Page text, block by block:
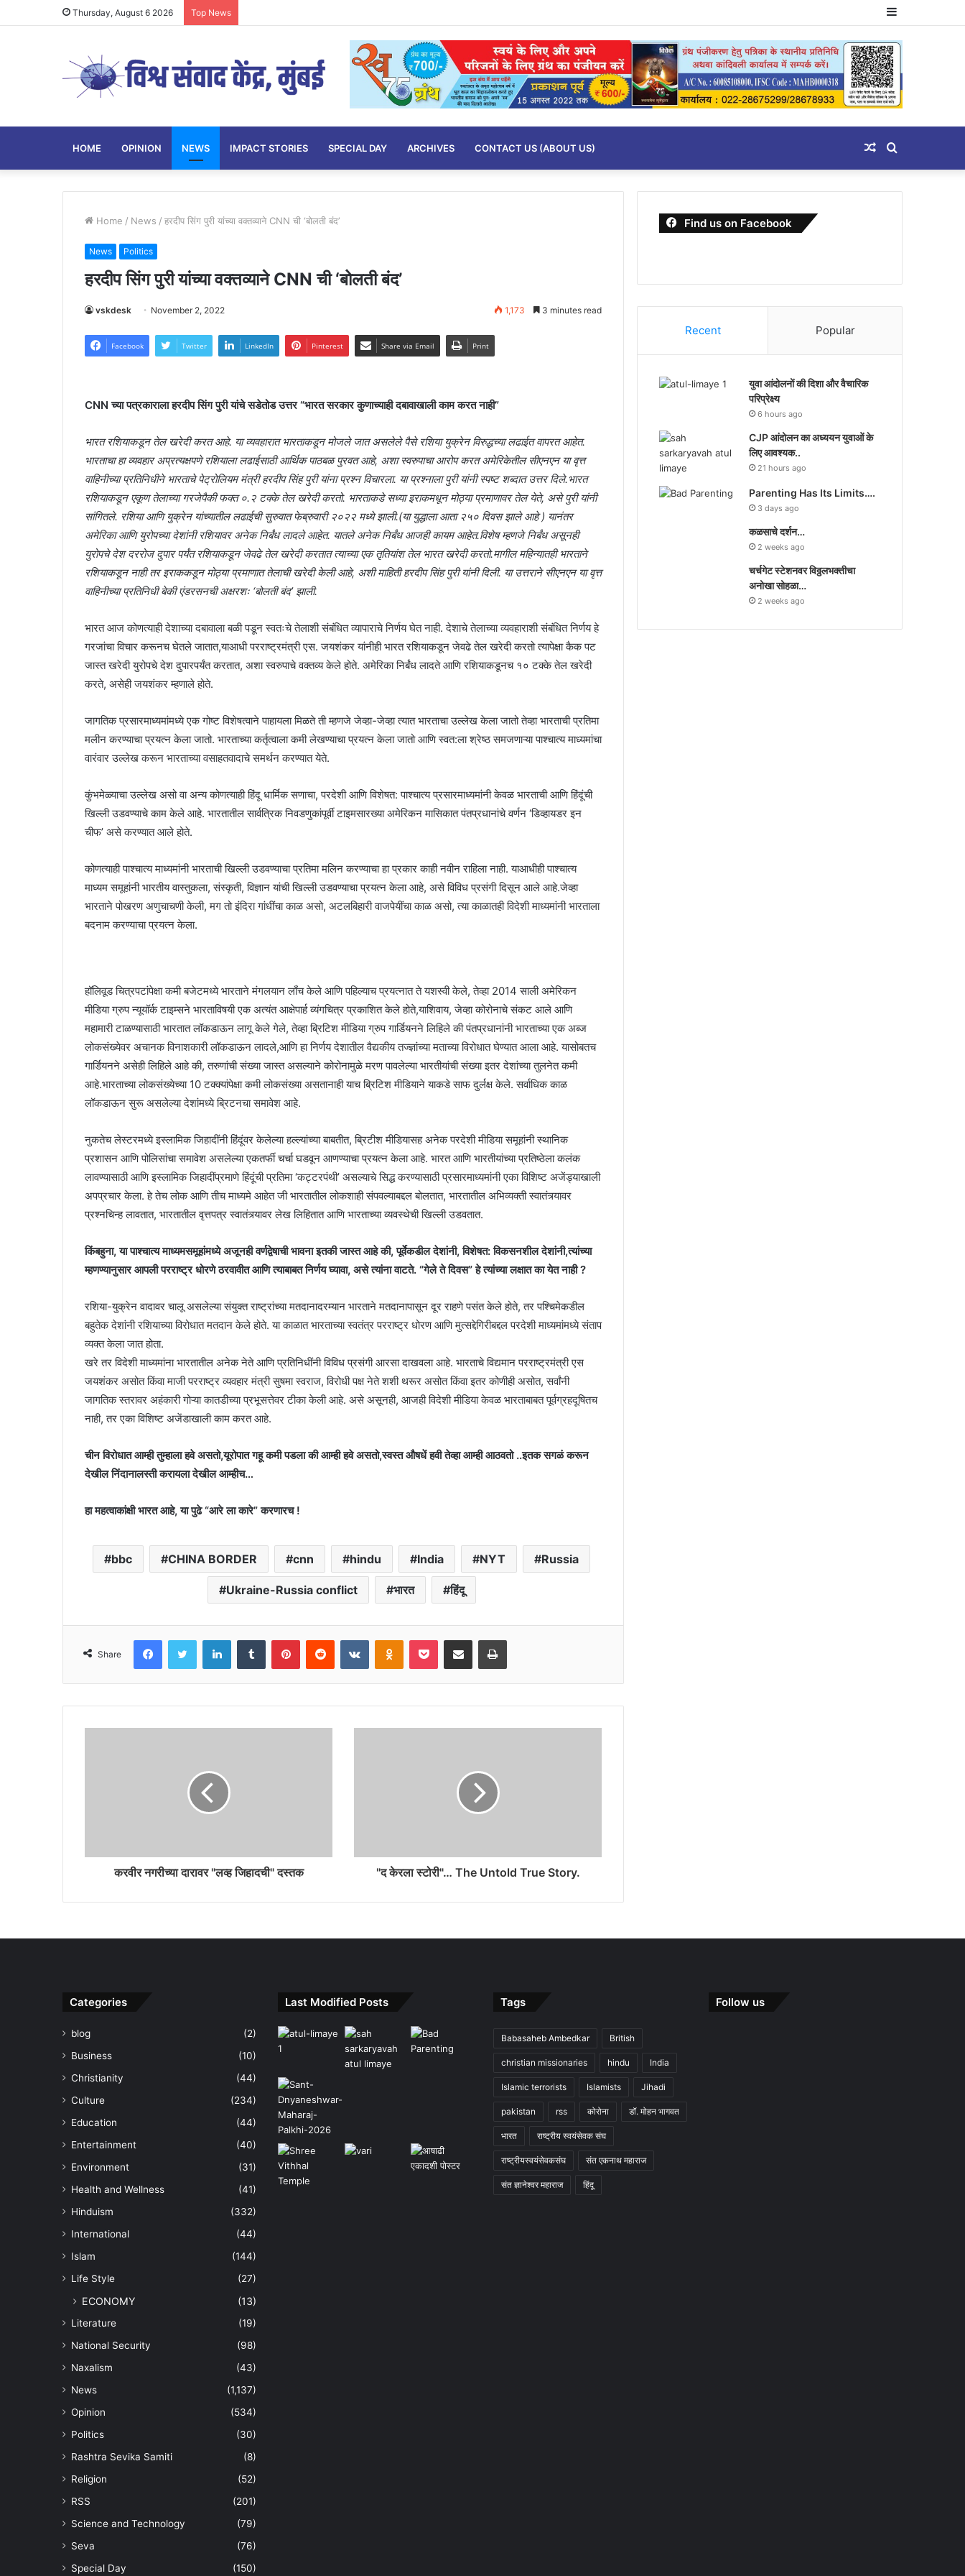
Thursday, August 6 2026 Top News Sidebar
HOME OPINION NEWS IMPACT STORIES SPECIAL DAY ARCHIVES CONTACT US (ABOUT US) Search
for
Random
Article
Home / News / हरदीप सिंग पुरी यांच्या वक्तव्याने CNN ची ‘बोलती बंद’
News Politics
हरदीप सिंग पुरी यांच्या वक्तव्याने CNN ची ‘बोलती बंद’
vskdesk November 2, 2022 1,173 3 minutes read
Facebook Twitter LinkedIn Pinterest Share via Email Print
CNN च्या पत्रकाराला हरदीप सिंग पुरी यांचे सडेतोड उत्तर “भारत सरकार कुणाच्याही दबावाखाली काम करत नाही”
भारत रशियाकडून तेल खरेदी करत आहे. या व्यवहारात भारताकडून मोजले जात असलेले पैसे रशिया युक्रेन विरुद्धच्या लढाईत वापरत आहेत.
भारताचा हा व्यवहार अप्रत्यक्षपणे रशियाला लढाईसाठी आर्थिक पाठबळ पुरवत आहे, अशा स्वरुपाचा आरोप करत अमेरिकेतील सीएनएन या वृत्त
वाहिनीच्या प्रतिनिधीने भारताचे पेट्रोलियम मंत्री हरदीप सिंह पुरी यांना प्रश्न विचारला. या प्रश्नाला पुरी यांनी स्पष्ट शब्दात उत्तर दिले.भारत
रशियाकडून एकूण तेलाच्या गरजेपैकी फक्त ०.२ टक्के तेल खरेदी करतो. भारताकडे सध्या इराकमधून मोठ्या प्रमाणावर तेल येते, असे पुरी यांनी
सांगितले. रशिया आणि युक्रेन यांच्यातील लढाईची सुरुवात फेब्रुवारी २०२२ मध्ये झाली.(या युद्धाला आता २५० दिवस झाले आहे ) यानंतर
अमेरिका आणि युरोपच्या देशांनी रशियावर अनेक निर्बंध लादले आहेत. यातले अनेक निर्बंध आजही कायम आहेत.विशेष म्हणजे निर्बंध असूनही
युरोपचे देश दररोज दुपार पर्यंत रशियाकडून जेवढे तेल खरेदी करतात त्याच्या एक तृतियांश तेल भारत खरेदी करतो.मागील महिन्यातही भारताने
रशियाकडून नाही तर इराककडून मोठ्या प्रमाणात तेलाची खरेदी केली आहे, अशी माहिती हरदीप सिंह पुरी यांनी दिली. या उत्तराने सीएनएन या वृत्त
वाहिनीच्या प्रतिनिधी बेकी एंडरसनची अक्षरशः ‘बोलती बंद’ झाली.
भारत आज कोणत्याही देशाच्या दबावाला बळी पडून स्वतःचे तेलाशी संबंधित व्यापाराचे निर्णय घेत नाही. देशाचे तेलाच्या व्यवहाराशी संबंधित निर्णय हे
गरजांचा विचार करूनच घेतले जातात,याआधी परराष्ट्रमंत्री एस. जयशंकर यांनीही भारत रशियाकडून जेवढे तेल खरेदी करतो त्यापेक्षा कैक पट
जास्त खरेदी युरोपचे देश दुपारपर्यंत करतात, अशा स्वरुपाचे वक्तव्य केले होते. अमेरिका निर्बंध लादते आणि रशियाकडूनच १० टक्के तेल खरेदी
करते, असेही जयशंकर म्हणाले होते.
जागतिक प्रसारमाध्यमांमध्ये एक गोष्ट विशेषत्वाने पाहायला मिळते ती म्हणजे जेव्हा-जेव्हा त्यात भारताचा उल्लेख केला जातो तेव्हा भारताची प्रतिमा
मलीन करण्याचा प्रयत्न केला जातो. भारताच्या कर्तृत्वाला कमी लेखण्याचा प्रयत्न केला जातो आणि स्वत:ला श्रेष्ठ समजणाऱ्या पाश्चात्य माध्यमांचा
वारंवार उल्लेख करून भारताच्या वसाहतवादाचे समर्थन करण्यात येते.
कुंभमेळ्याचा उल्लेख असो वा अन्य कोणत्याही हिंदू धार्मिक सणाचा, परदेशी आणि विशेषत: पाश्चात्य प्रसारमाध्यमांनी केवळ भारताची आणि हिंदूंची
खिल्ली उडवण्याचे काम केले आहे. भारतातील सार्वत्रिक निवडणुकांपूर्वी टाइमसारख्या अमेरिकन मासिकात पंतप्रधानांचे वर्णन ‘डिव्हायडर इन
चीफ’ असे करण्यात आले होते.
कोणत्याही पाश्चात्य माध्यमांनी भारताची खिल्ली उडवण्याचा प्रतिमा मलिन करण्याचा हा प्रकार काही नवीन राहिला नाही. याआधीही पाश्चात्य
माध्यम समूहांनी भारतीय वास्तुकला, संस्कृती, विज्ञान यांची खिल्ली उडवण्याचा प्रयत्न केला आहे, असे विविध प्रसंगी दिसून आले आहे.जेव्हा
भारताने पोखरण अणुचाचणी केली, मग तो इंदिरा गांधींचा काळ असो, अटलबिहारी वाजपेयींचा काळ असो, त्या काळातही विदेशी माध्यमांनी भारताला
बदनाम करण्याचा प्रयत्न केला.
हॉलिवूड चित्रपटांपेक्षा कमी बजेटमध्ये भारताने मंगलयान लाँच केले आणि पहिल्याच प्रयत्नात ते यशस्वी केले, तेव्हा 2014 साली अमेरिकन
मीडिया ग्रुप न्यूयॉर्क टाइम्सने भारताविषयी एक अत्यंत आक्षेपार्ह व्यंगचित्र प्रकाशित केले होते,याशिवाय, जेव्हा कोरोनाचे संकट आले आणि
महामारी टाळण्यासाठी भारतात लॉकडाऊन लागू केले गेले, तेव्हा ब्रिटिश मीडिया ग्रुप गार्डियनने लिहिले की पंतप्रधानांनी भारताच्या एक अब्ज
लोकसंख्येवर अचानक विनाशकारी लॉकडाऊन लादले,आणि हा निर्णय देशातील वैद्यकीय तज्ज्ञांच्या मताच्या विरोधात घेण्यात आला आहे. यासोबतच
गार्डियनने असेही लिहिले आहे की, तरुणांची संख्या जास्त असल्याने कोरोनामुळे मरण पावलेल्या भारतीयांची संख्या इतर देशांच्या तुलनेत कमी
आहे.भारताच्या लोकसंख्येच्या 10 टक्क्यांपेक्षा कमी लोकसंख्या असतानाही याच ब्रिटिश मीडियाने याकडे साफ दुर्लक्ष केले. सर्वाधिक काळ
लॉकडाऊन सुरू असलेल्या देशांमध्ये ब्रिटनचा समावेश आहे.
नुकतेच लेस्टरमध्ये इस्लामिक जिहादींनी हिंदूंवर केलेल्या हल्ल्यांच्या बाबतीत, ब्रिटीश मीडियासह अनेक परदेशी मीडिया समूहांनी स्थानिक
प्रशासन आणि पोलिसांचा समावेश असलेल्या एकतर्फी चर्चा घडवून आणण्याचा प्रयत्न केला आहे. भारत आणि भारतीयांच्या प्रतिष्ठेला कलंक
लावण्यासाठी आणि इस्लामिक जिहादींप्रमाणे हिंदूंची प्रतिमा ‘कट्टरपंथी’ असल्याचे सिद्ध करण्यासाठी प्रसारमाध्यमांनी एका विशिष्ट अजेंड्याखाली
अपप्रचार केला. हे तेच लोक आणि तीच माध्यमे आहेत जी भारतातील लोकशाही संपवल्याबद्दल बोलतात, भारतातील अभिव्यक्ती स्वातंत्र्यावर
प्रश्नचिन्ह लावतात, भारतातील वृत्तपत्र स्वातंत्र्यावर लेख लिहितात आणि भारताच्या व्यवस्थेची खिल्ली उडवतात.
किंबहुना, या पाश्चात्य माध्यमसमूहांमध्ये अजूनही वर्णद्वेषाची भावना इतकी जास्त आहे की, पूर्वेकडील देशांनी, विशेषत: विकसनशील देशांनी,त्यांच्या
म्हणण्यानुसार आपली परराष्ट्र धोरणे ठरवावीत आणि त्याबाबत निर्णय घ्यावा, असे त्यांना वाटते. “गेले ते दिवस” हे त्यांच्या लक्षात का येत नाही ?
रशिया-युक्रेन वादावर चालू असलेल्या संयुक्त राष्ट्रांच्या मतदानादरम्यान भारताने मतदानापासून दूर राहणे पसंत केले होते, तर पश्चिमेकडील
बहुतेक देशांनी रशियाच्या विरोधात मतदान केले होते. या काळात भारताच्या स्वतंत्र परराष्ट्र धोरण आणि मुत्सद्देगिरीबद्दल परदेशी माध्यमांमध्ये संताप
व्यक्त केला जात होता.
खरे तर विदेशी माध्यमांना भारतातील अनेक नेते आणि प्रतिनिधींनी विविध प्रसंगी आरसा दाखवला आहे. भारताचे विद्यमान परराष्ट्रमंत्री एस
जयशंकर असोत किंवा माजी परराष्ट्र व्यवहार मंत्री सुषमा स्वराज, विरोधी पक्ष नेते शशी थरूर असोत किंवा इतर कोणीही असोत, सर्वांनी
जागतिक स्तरावर अहंकारी गोऱ्या कातडीच्या प्रभूसत्तेवर टीका केली आहे. असे असूनही, आजही विदेशी मीडिया केवळ भारताबाबत पूर्वग्रहदूषितच
नाही, तर एका विशिष्ट अजेंडाखाली काम करत आहे.
चीन विरोधात आम्ही तुम्हाला हवे असतो,यूरोपात गहू कमी पडला की आम्ही हवे असतो,स्वस्त औषधें हवी तेव्हा आम्ही आठवतो ..इतक सगळं करून
देखील निंदानालस्ती करायला देखील आम्हीच…
हा महत्वाकांक्षी भारत आहे, या पुढे “आरे ला कारे” करणारच !
bbc CHINA BORDER cnn hindu India NYT Russia
Ukraine-Russia conflict भारत हिंदू
Share
FacebookTwitter LinkedInTumblr PinterestReddit VKontakteOdnoklassniki
Pocket Share via Email Print
करवीर नगरीच्या दारावर "लव्ह जिहादची" दस्तक "द केरला स्टोरी"… The Untold True Story.
Find us on Facebook
Recent Popular
युवा आंदोलनों की दिशा और वैचारिक
परिप्रेक्ष्य
6 hours ago
CJP आंदोलन का अध्ययन युवाओं के
लिए आवश्यक..
21 hours ago
Parenting Has Its Limits….
3 days ago
कळसाचे दर्शन…
2 weeks ago
चर्चगेट स्टेशनवर विठ्ठलभक्तीचा
अनोखा सोहळा…
2 weeks ago
Categories
blog
(2)
Business
(10)
Christianity
(44)
Culture
(234)
Education
(44)
Entertainment
(40)
Environment
(31)
Health and Wellness
(41)
Hinduism
(332)
International
(44)
Islam
(144)
Life Style
(27)
ECONOMY (13)
Literature
(19)
National Security
(98)
Naxalism
(43)
News
(1,137)
Opinion
(534)
Politics
(30)
Rashtra Sevika Samiti
(8)
Religion
(52)
RSS
(201)
Science and Technology
(79)
Seva
(76)
Special Day
(150)
Last Modified Posts Tags
Babasaheb Ambedkar British
christian missionaries hindu India
Islamic terrorists Islamists Jihadi
pakistan rss कोरोना डॉ. मोहन भागवत
भारत राष्ट्रीय स्वयंसेवक संघ
राष्ट्रीयस्वयंसेवकसंघ संत एकनाथ महाराज
संत ज्ञानेश्वर महाराज हिंदू
Follow us